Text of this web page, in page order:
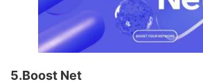
5.Boost Net